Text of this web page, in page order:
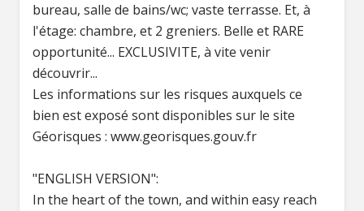
bureau, salle de bains/wc; vaste terrasse. Et, à
l'étage: chambre, et 2 greniers. Belle et RARE
opportunité... EXCLUSIVITE, à vite venir
découvrir...
Les informations sur les risques auxquels ce
bien est exposé sont disponibles sur le site
Géorisques : www.georisques.gouv.fr
"ENGLISH VERSION":
In the heart of the town, and within easy reach